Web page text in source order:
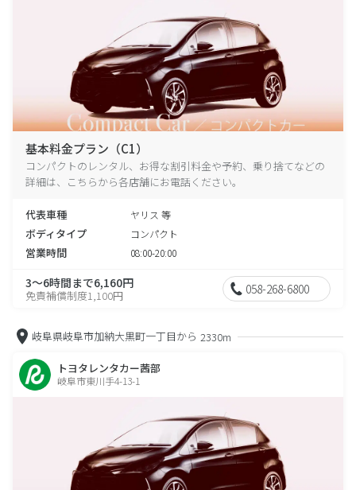
基本料金プラン（C1）
コンパクトのレンタル、お得な割引料金や予約、乗り捨てなどの
詳細は、こちらから各店舗にお電話ください。
代表車種 ヤリス 等
ボディタイプ コンパクト
営業時間 08:00-20:00
3～6時間まで6,160円
免責補償制度1,100円 058-268-6800
岐阜県岐阜市加納大黒町一丁目から 2330m
トヨタレンタカー茜部
岐阜市東川手4-13-1